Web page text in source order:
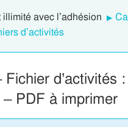
avec l’adhésion
d’activités
d’activités :
PDF à imprimer